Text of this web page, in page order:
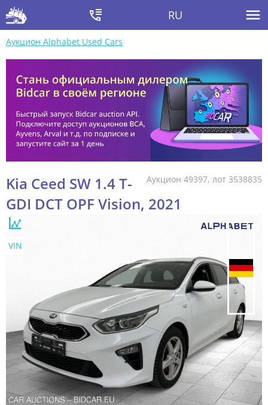
RU
Аукцион Alphabet Used Cars
Аукцион 49397, лот 3538835
Kia Ceed SW 1.4 T-
GDI DCT OPF Vision, 2021
VIN